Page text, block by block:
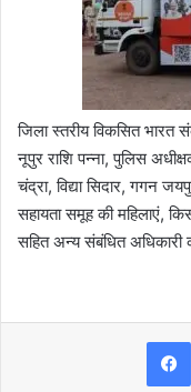
जिला स्तरीय विकसित
नूपुर राशि पन्ना, पुलिस
चंद्रा, विद्या सिदार, गगन
सहायता समूह की महिलाएं,
सहित अन्य संबंधित अधिकारी